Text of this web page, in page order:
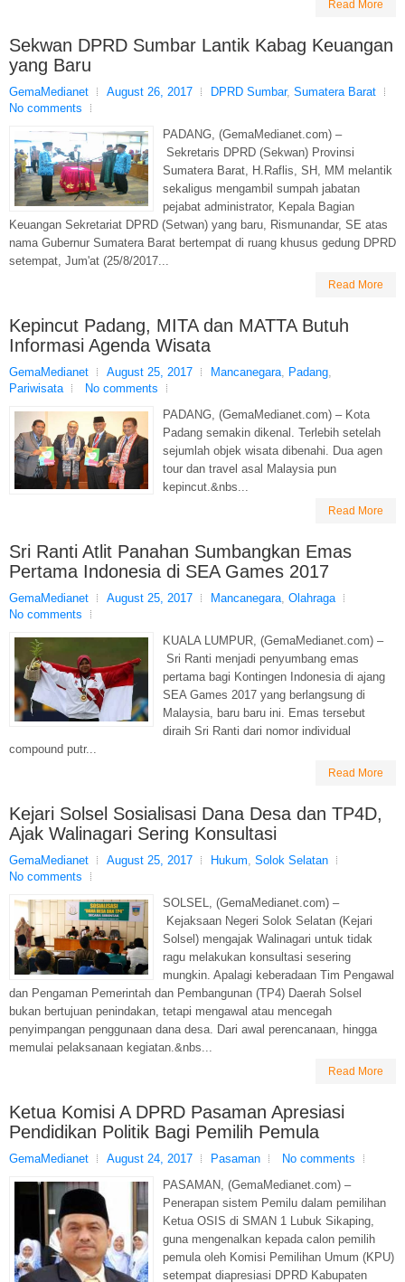
Read More
Sekwan DPRD Sumbar Lantik Kabag Keuangan
yang Baru
GemaMedianet August 26, 2017 DPRD Sumbar, Sumatera Barat
No comments
PADANG, (GemaMedianet.com) –
Sekretaris DPRD (Sekwan) Provinsi
Sumatera Barat, H.Raflis, SH, MM melantik
sekaligus mengambil sumpah jabatan
pejabat administrator, Kepala Bagian
Keuangan Sekretariat DPRD (Setwan) yang baru, Rismunandar, SE atas
nama Gubernur Sumatera Barat bertempat di ruang khusus gedung DPRD
setempat, Jum'at (25/8/2017...
Read More
Kepincut Padang, MITA dan MATTA Butuh
Informasi Agenda Wisata
GemaMedianet August 25, 2017 Mancanegara, Padang,
Pariwisata
No comments
PADANG, (GemaMedianet.com) – Kota
Padang semakin dikenal. Terlebih setelah
sejumlah objek wisata dibenahi. Dua agen
tour dan travel asal Malaysia pun
kepincut.&nbs...
Read More
Sri Ranti Atlit Panahan Sumbangkan Emas
Pertama Indonesia di SEA Games 2017
GemaMedianet August 25, 2017 Mancanegara, Olahraga
No comments
KUALA LUMPUR, (GemaMedianet.com) –
Sri Ranti menjadi penyumbang emas
pertama bagi Kontingen Indonesia di ajang
SEA Games 2017 yang berlangsung di
Malaysia, baru baru ini. Emas tersebut
diraih Sri Ranti dari nomor individual
compound putr...
Read More
Kejari Solsel Sosialisasi Dana Desa dan TP4D,
Ajak Walinagari Sering Konsultasi
GemaMedianet August 25, 2017 Hukum, Solok Selatan
No comments
SOLSEL, (GemaMedianet.com) –
Kejaksaan Negeri Solok Selatan (Kejari
Solsel) mengajak Walinagari untuk tidak
ragu melakukan konsultasi sesering
mungkin. Apalagi keberadaan Tim Pengawal
dan Pengaman Pemerintah dan Pembangunan (TP4) Daerah Solsel
bukan bertujuan penindakan, tetapi mengawal atau mencegah
penyimpangan penggunaan dana desa. Dari awal perencanaan, hingga
memulai pelaksanaan kegiatan.&nbs...
Read More
Ketua Komisi A DPRD Pasaman Apresiasi
Pendidikan Politik Bagi Pemilih Pemula
GemaMedianet August 24, 2017 Pasaman
No comments
PASAMAN, (GemaMedianet.com) –
Penerapan sistem Pemilu dalam pemilihan
Ketua OSIS di SMAN 1 Lubuk Sikaping,
guna mengenalkan kepada calon pemilih
pemula oleh Komisi Pemilihan Umum (KPU)
setempat diapresiasi DPRD Kabupaten